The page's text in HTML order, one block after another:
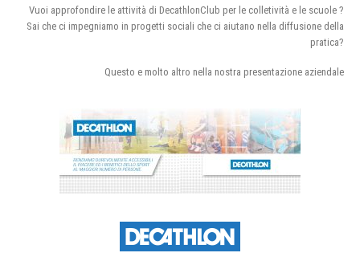
Vuoi approfondire le attività di DecathlonClub per le colletività e le scuole ?
Sai che ci impegniamo in progetti sociali che ci aiutano nella diffusione della
pratica?
Questo e molto altro nella nostra presentazione aziendale